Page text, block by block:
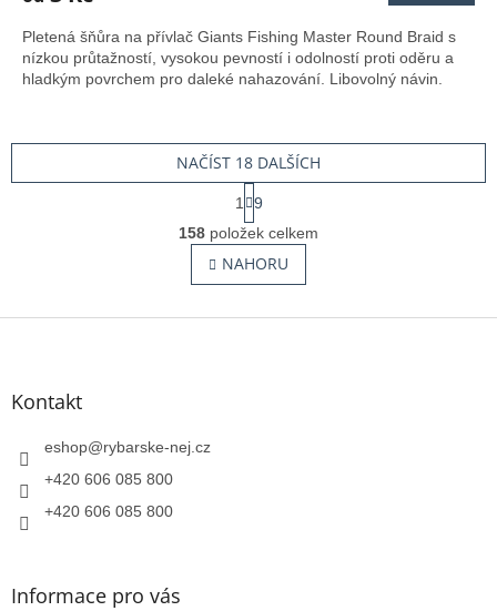
Pletená šňůra na přívlač Giants Fishing Master Round Braid s
nízkou průtažností, vysokou pevností i odolností proti oděru a
hladkým povrchem pro daleké nahazování. Libovolný návin.
O
v
l
á
NAČÍST 18 DALŠÍCH
S
t
r
á
n
k
v
1
9
158 položek celkem
NAHORU
Z
Kontakt
eshop@rybarske-nej.cz
+420 606 085 800
+420 606 085 800
Informace pro vás